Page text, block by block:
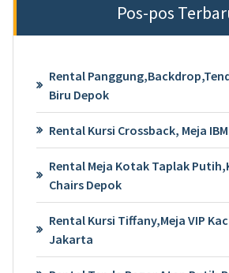
Pos-pos
Rental
Biru Depok
Rental Kursi Crossback, Meja
Rental Meja Kotak Taplak
Chairs Depok
Rental Kursi Tiffany,Meja VIP
Jakarta